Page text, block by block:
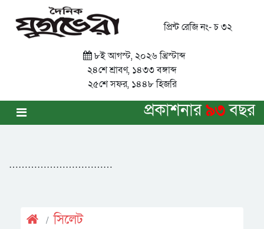
প্রিন্ট রেজি নং- চ ৩২
৮ই আগস্ট, ২০২৬ খ্রিস্টাব্দ
২৪শে শ্রাবণ, ১৪৩৩ বঙ্গাব্দ
২৫শে সফর, ১৪৪৮ হিজরি
প্রকাশনার৯৩বছর
……………………………
সিলেট